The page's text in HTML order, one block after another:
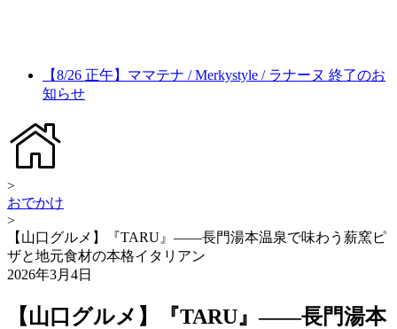
【8/26 正午】ママテナ / Merkystyle / ラナーヌ 終了のお
知らせ
>
おでかけ
>
【山口グルメ】『TARU』――長門湯本温泉で味わう薪窯ピ
ザと地元食材の本格イタリアン
2026年3月4日
【山口グルメ】『TARU』――長門湯本